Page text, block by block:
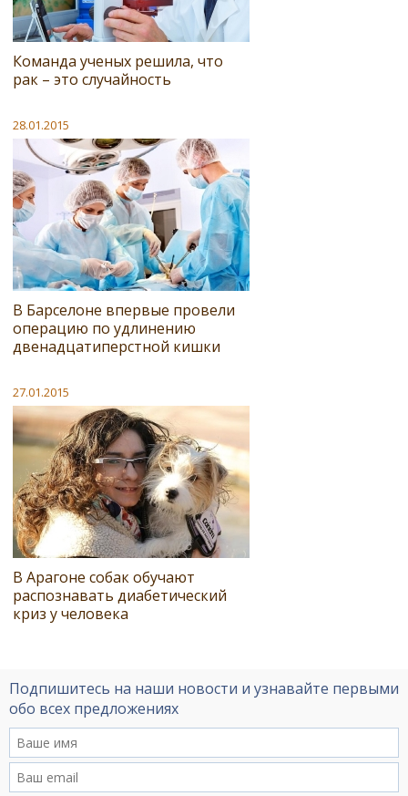
Команда ученых решила, что
рак – это случайность
28.01.2015
В Барселоне впервые провели
операцию по удлинению
двенадцатиперстной кишки
27.01.2015
В Арагоне собак обучают
распознавать диабетический
криз у человека
Подпишитесь на наши новости и узнавайте первыми
обо всех предложениях